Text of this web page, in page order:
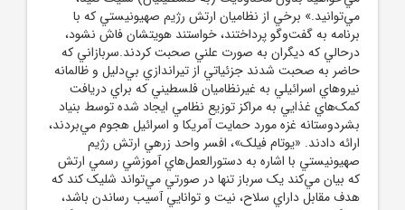
مي‌توانيد.» برخي از نظاميان ارتش رژيم صهيونيستي که با
برنامه به گفت‌وگو پرداختند، خواستند هويتشان فاش نشود،
درحالي که ديگران به صورت علني صحبت کردند.سربازاني که
حاضر به صحبت شدند جزئياتي از تيراندازي بي‌دليل و ظالمانه
نيروهاي اسرائيلي به غيرنظاميان فلسطيني که براي دريافت
کمک‌هاي غذايي به مراکز توزيع نظامي ايجاد شده توسط بنياد
بشردوستانه غزه مورد حمايت آمريکا و اسرائيل هجوم مي‌بردند،
ارائه دادند. «يوتام فيلک»، افسر واحد زرهي ارتش رژيم
صهيونيستي با اشاره به دستورالعمل‌هاي آموزشي رسمي ارتش
که بيان مي‌کند يک سرباز تنها در صورتي مي‌تواند شليک کند که
هدف مقابل داراي سلاح، نيت و توانايي آسيب رساندن باشد،